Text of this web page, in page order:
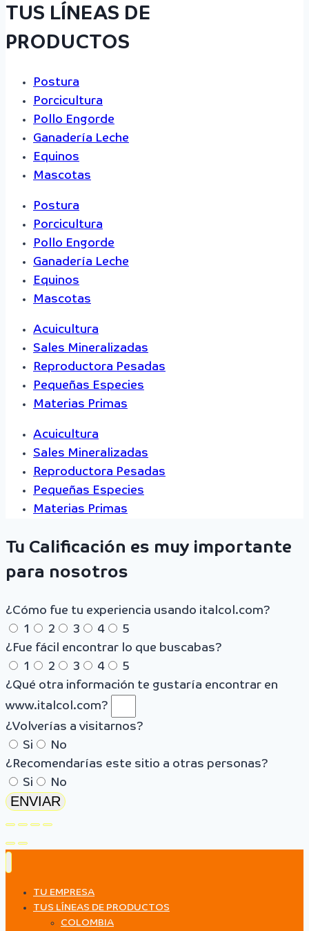
TUS LÍNEAS DE
PRODUCTOS
Postura
Porcicultura
Pollo Engorde
Ganadería Leche
Equinos
Mascotas
Postura
Porcicultura
Pollo Engorde
Ganadería Leche
Equinos
Mascotas
Acuicultura
Sales Mineralizadas
Reproductora Pesadas
Pequeñas Especies
Materias Primas
Acuicultura
Sales Mineralizadas
Reproductora Pesadas
Pequeñas Especies
Materias Primas
Tu Calificación es muy importante
para nosotros
¿Cómo fue tu experiencia usando italcol.com?
1
2 3 4
5
¿Fue fácil encontrar lo que buscabas?
1
2 3 4
5
¿Qué otra información te gustaría encontrar en
www.italcol.com?
¿Volverías a visitarnos?
Si
No
¿Recomendarías este sitio a otras personas?
Si
No
ENVIAR
TU EMPRESA
TUS LÍNEAS DE PRODUCTOS
COLOMBIA